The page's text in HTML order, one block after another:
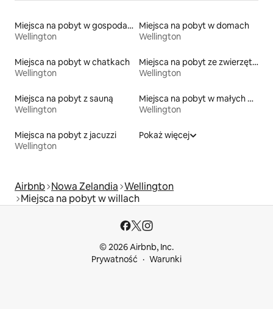
Miejsca na pobyt w gospodarstwach agroturystycznych
Wellington
Miejsca na pobyt w domach
Wellington
Miejsca na pobyt w chatkach
Wellington
Miejsca na pobyt ze zwierzętami
Wellington
Miejsca na pobyt z sauną
Wellington
Miejsca na pobyt w małych domkach
Wellington
Miejsca na pobyt z jacuzzi
Wellington
Pokaż więcej
Airbnb Nowa Zelandia Wellington
Miejsca na pobyt w willach
© 2026 Airbnb, Inc.
Prywatność
Warunki